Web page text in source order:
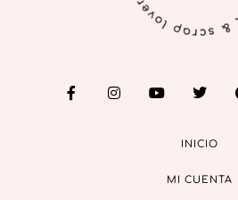
INICIO
MI CUENTA